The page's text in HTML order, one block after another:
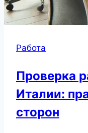
Работа
Проверка
Италии:
сторон